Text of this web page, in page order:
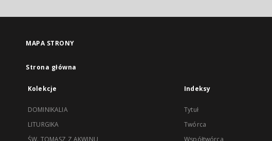
MAPA STRONY
Strona główna
Kolekcje
DOMINIKALIA
LITURGIKA
ŚW. TOMASZ Z AKWINU
Indeksy
Tytuł
Twórca
Współtwórca